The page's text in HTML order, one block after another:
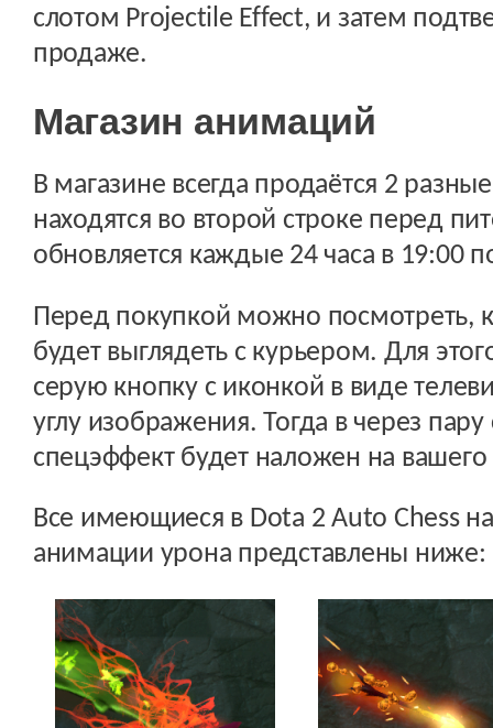
слотом Projectile Effect, и затем
продаже.
Магазин анимаций
В магазине всегда продаётся 2
находятся во второй строке перед
обновляется каждые 24 часа в 19:00
Перед покупкой можно посмотреть,
будет выглядеть с курьером. Для
серую кнопку с иконкой в виде
углу изображения. Тогда в через
спецэффект будет наложен на вашего
Все имеющиеся в Dota 2 Auto Chess
анимации урона представлены ниже: